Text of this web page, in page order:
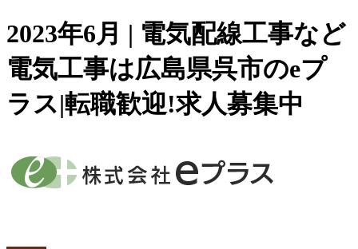
2023年6月 | 電気配線工事など
電気工事は広島県呉市のeプ
ラス|転職歓迎!求人募集中